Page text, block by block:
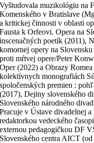
Vyštudovala muzikológiu na
Komenského v Bratislave
a kritickej činnosti v oblasti
Fausta k Orfeovi. Opera na
inscenačných poetík (2011),
komornej opery na
proti mŕtvej opere/Peter
Oper (2022) a Obrazy
kolektívnych monografiách
spoločenských premien :
(2017), Dejiny slovenského
Slovenského národného
Pracuje v Ústave divadelnej
redaktorkou vedeckého
externou pedagogičkou DF
Slovenského centra AICT (od